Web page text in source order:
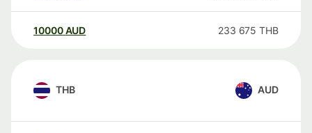
10000 AUD 233 675 THB
THB AUD